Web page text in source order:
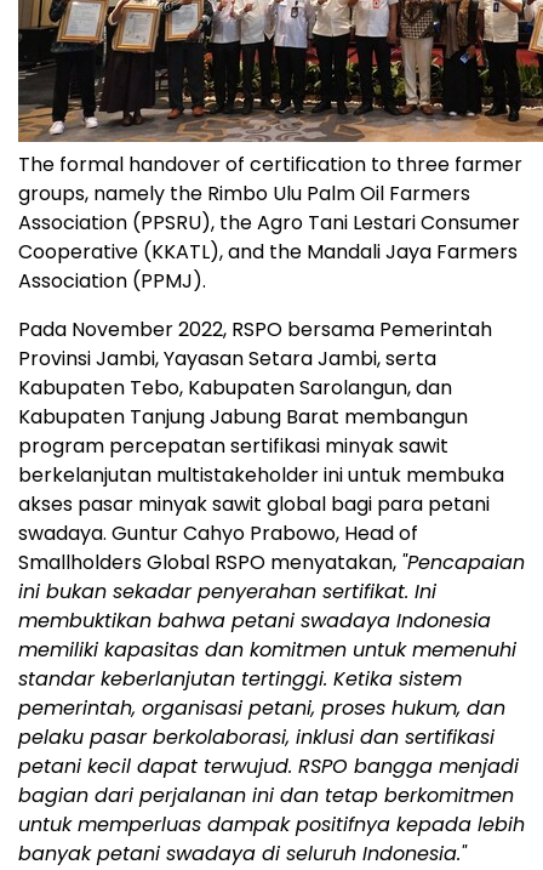
The formal handover of certification to three farmer
groups, namely the Rimbo Ulu Palm Oil Farmers
Association (PPSRU), the Agro Tani Lestari Consumer
Cooperative (KKATL), and the Mandali Jaya Farmers
Association (PPMJ).
Pada November 2022, RSPO bersama Pemerintah
Provinsi Jambi, Yayasan Setara Jambi, serta
Kabupaten Tebo, Kabupaten Sarolangun, dan
Kabupaten Tanjung Jabung Barat membangun
program percepatan sertifikasi minyak sawit
berkelanjutan multistakeholder ini untuk membuka
akses pasar minyak sawit global bagi para petani
swadaya. Guntur Cahyo Prabowo, Head of
Smallholders Global RSPO menyatakan, "Pencapaian
ini bukan sekadar penyerahan sertifikat. Ini
membuktikan bahwa petani swadaya Indonesia
memiliki kapasitas dan komitmen untuk memenuhi
standar keberlanjutan tertinggi. Ketika sistem
pemerintah, organisasi petani, proses hukum, dan
pelaku pasar berkolaborasi, inklusi dan sertifikasi
petani kecil dapat terwujud. RSPO bangga menjadi
bagian dari perjalanan ini dan tetap berkomitmen
untuk memperluas dampak positifnya kepada lebih
banyak petani swadaya di seluruh Indonesia."